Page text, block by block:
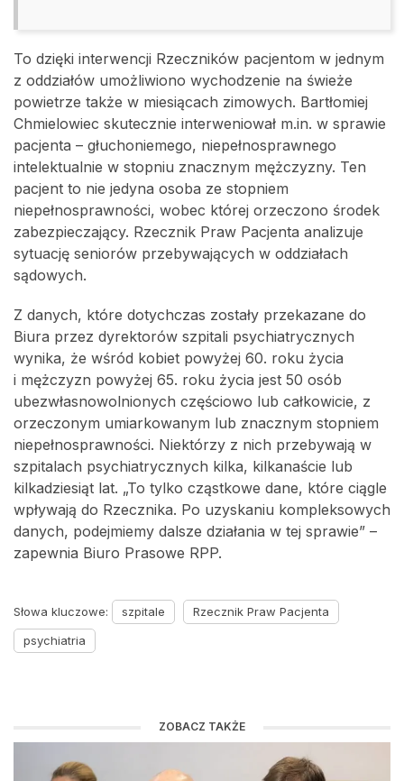
To dzięki interwencji Rzeczników pacjentom w jednym
z oddziałów umożliwiono wychodzenie na świeże
powietrze także w miesiącach zimowych. Bartłomiej
Chmielowiec skutecznie interweniował m.in. w sprawie
pacjenta – głuchoniemego, niepełnosprawnego
intelektualnie w stopniu znacznym mężczyzny. Ten
pacjent to nie jedyna osoba ze stopniem
niepełnosprawności, wobec której orzeczono środek
zabezpieczający. Rzecznik Praw Pacjenta analizuje
sytuację seniorów przebywających w oddziałach
sądowych.
Z danych, które dotychczas zostały przekazane do
Biura przez dyrektorów szpitali psychiatrycznych
wynika, że wśród kobiet powyżej 60. roku życia
i mężczyzn powyżej 65. roku życia jest 50 osób
ubezwłasnowolnionych częściowo lub całkowicie, z
orzeczonym umiarkowanym lub znacznym stopniem
niepełnosprawności. Niektórzy z nich przebywają w
szpitalach psychiatrycznych kilka, kilkanaście lub
kilkadziesiąt lat. „To tylko cząstkowe dane, które ciągle
wpływają do Rzecznika. Po uzyskaniu kompleksowych
danych, podejmiemy dalsze działania w tej sprawie” –
zapewnia Biuro Prasowe RPP.
Słowa kluczowe: szpitale
Rzecznik Praw Pacjenta
psychiatria
ZOBACZ TAKŻE